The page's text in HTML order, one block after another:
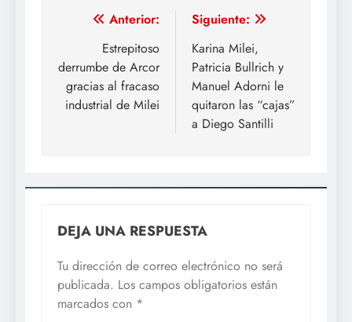
Navegación
entradas
Anterior:
Estrepitoso
derrumbe de Arcor
gracias al fracaso
industrial de Milei
Siguiente:
Karina Milei,
Patricia Bullrich y
Manuel Adorni le
quitaron las “cajas”
a Diego Santilli
DEJA UNA RESPUESTA
Tu dirección de correo electrónico no será
publicada. Los campos obligatorios están
marcados con *